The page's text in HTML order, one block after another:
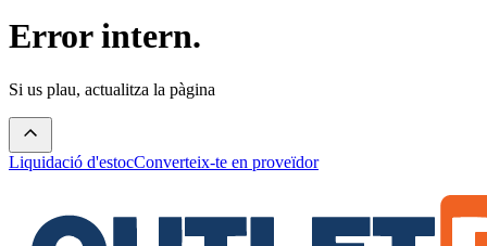
Error intern.
Si us plau, actualitza la pàgina
Liquidació d'estocConverteix-te en proveïdor